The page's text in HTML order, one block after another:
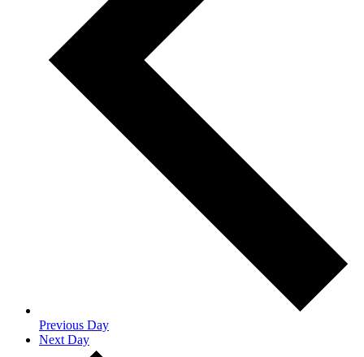
Previous Day
Next Day